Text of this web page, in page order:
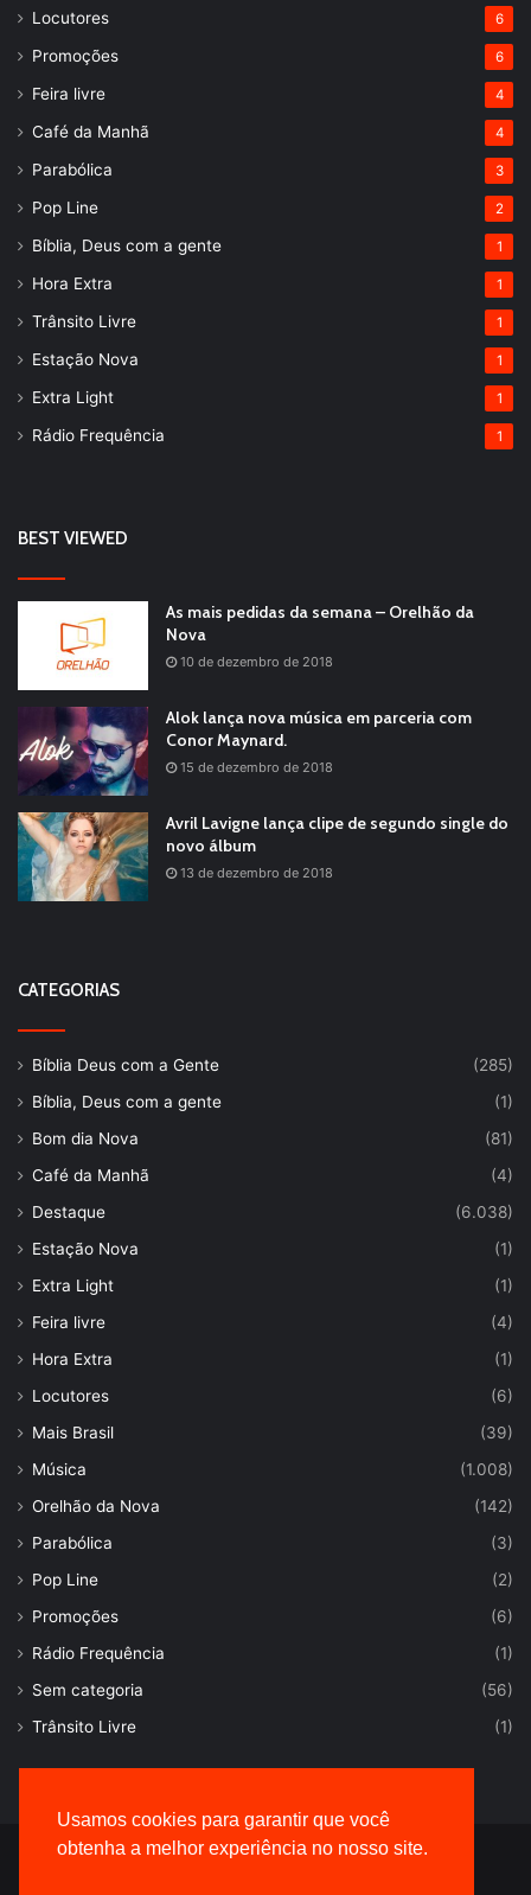
Usamos cookies para garantir que você
obtenha a melhor experiência no nosso site.
Locutores 6
Promoções 6
Feira livre 4
Café da Manhã 4
Parabólica 3
Pop Line 2
Bíblia, Deus com a gente 1
Hora Extra 1
Trânsito Livre 1
Estação Nova 1
Extra Light 1
Rádio Frequência 1
BEST VIEWED
As mais pedidas da semana – Orelhão da
Nova
10 de dezembro de 2018
Alok lança nova música em parceria com
Conor Maynard.
15 de dezembro de 2018
Avril Lavigne lança clipe de segundo single do
novo álbum
13 de dezembro de 2018
CATEGORIAS
Bíblia Deus com a Gente
(285)
Bíblia, Deus com a gente
(1)
Bom dia Nova
(81)
Café da Manhã
(4)
Destaque
(6.038)
Estação Nova
(1)
Extra Light
(1)
Feira livre
(4)
Hora Extra
(1)
Locutores
(6)
Mais Brasil
(39)
Música
(1.008)
Orelhão da Nova
(142)
Parabólica
(3)
Pop Line
(2)
Promoções
(6)
Rádio Frequência
(1)
Sem categoria
(56)
Trânsito Livre
(1)